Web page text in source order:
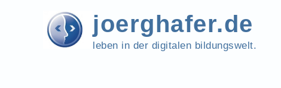
joerghafer.de
leben in der digitalen bildungswelt.